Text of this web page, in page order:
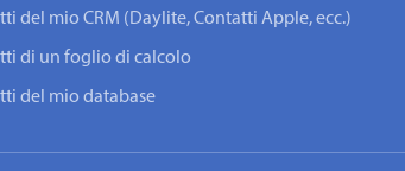
del mio CRM (Daylite, Contatti Apple, ecc.)
di un foglio di calcolo
del mio database